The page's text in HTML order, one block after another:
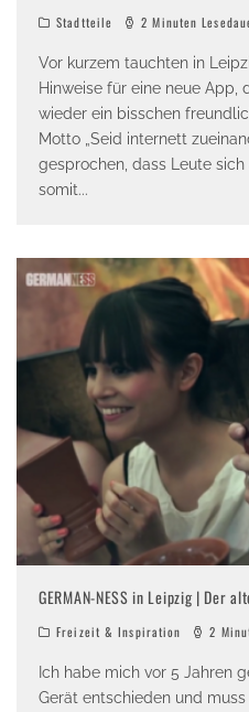
Stadtteile 2 Minuten
Vor kurzem tauchten in
Hinweise für eine neue App,
wieder ein bisschen
Motto „Seid internett
gesprochen, dass Leute
somit...
GERMAN-NESS in Leipzig | Der
Freizeit & Inspiration 2
Ich habe mich vor 5 Jahren
Gerät entschieden und